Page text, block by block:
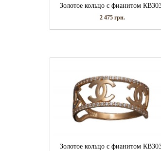
Золотое кольцо с фианитом
2 475грн.
Золотое кольцо с фианитом